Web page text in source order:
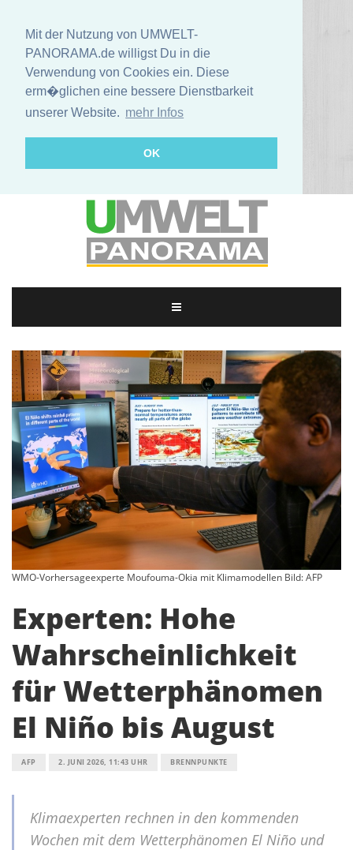
Mit der Nutzung von UMWELT-
PANORAMA.de willigst Du in die
Verwendung von Cookies ein. Diese
erm�glichen eine bessere Dienstbarkeit
unserer Website. mehr Infos
OK
WMO-Vorhersageexperte Moufouma-Okia mit Klimamodellen Bild: AFP
Experten: Hohe
Wahrscheinlichkeit
für Wetterphänomen
El Niño bis August
AFP 2. JUNI 2026, 11:43 UHR BRENNPUNKTE
Klimaexperten rechnen in den kommenden
Wochen mit dem Wetterphänomen El Niño und